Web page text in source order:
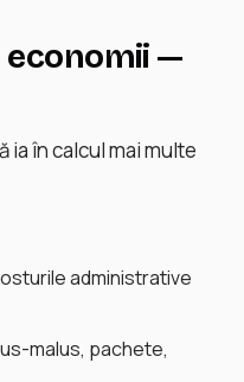
economii —
ia în calcul mai multe
administrative
malus, pachete,